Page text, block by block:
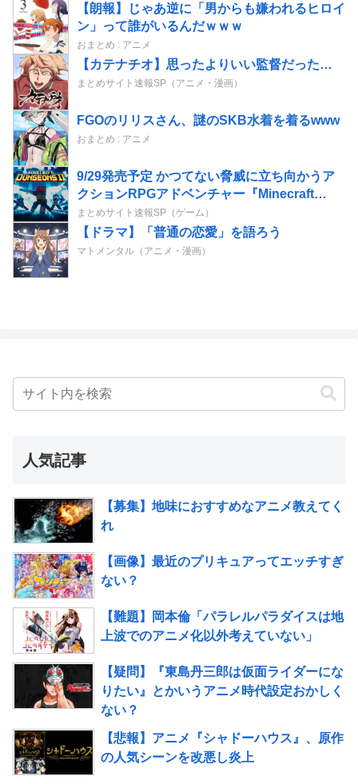
【朗報】じゃあ逆に「男からも嫌われるヒロイ
ン」って誰がいるんだｗｗｗ
おまとめ : アニメ
【カテナチオ】思ったよりいい監督だった…
まとめサイト速報SP（アニメ・漫画）
FGOのリリスさん、謎のSKB水着を着るwww
おまとめ : アニメ
9/29発売予定 かつてない脅威に立ち向かうア
クションRPGアドベンチャー『Minecraft
Dungeons II』プレオーダー受付中
まとめサイト速報SP（ゲーム）
【ドラマ】「普通の恋愛」を語ろう
マトメンタル（アニメ・漫画）
人気記事
【募集】地味におすすめなアニメ教えてく
れ
【画像】最近のプリキュアってエッチすぎ
ない？
【難題】岡本倫「パラレルパラダイスは地
上波でのアニメ化以外考えていない」
【疑問】『東島丹三郎は仮面ライダーにな
りたい』とかいうアニメ時代設定おかしく
ない？
【悲報】アニメ『シャドーハウス』、原作
の人気シーンを改悪し炎上